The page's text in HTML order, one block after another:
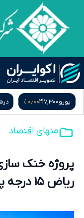
یورو217,300۰٫۰۰ %
منهای اقتصاد
پروژه خنک
ریاض ۱۵ درجه پایین می‌آید